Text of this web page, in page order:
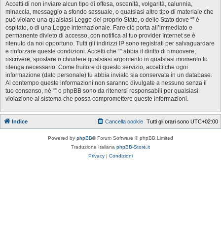
Accetti di non inviare alcun tipo di offesa, oscenità, volgarità, calunnia,
minaccia, messaggio a sfondo sessuale, o qualsiasi altro tipo di materiale che
può violare una qualsiasi Legge del proprio Stato, o dello Stato dove “” è
ospitato, o di una Legge internazionale. Fare ciò porta all’immediato e
permanente divieto di accesso, con notifica al tuo provider Internet se è
ritenuto da noi opportuno. Tutti gli indirizzi IP sono registrati per salvaguardare
e rinforzare queste condizioni. Accetti che “” abbia il diritto di rimuovere,
riscrivere, spostare o chiudere qualsiasi argomento in qualsiasi momento lo
ritenga necessario. Come fruitore di questo servizio, accetti che ogni
informazione (dato personale) tu abbia inviato sia conservata in un database.
Al contempo queste informazioni non saranno divulgate a nessuno senza il
tuo consenso, né “” o phpBB sono da ritenersi responsabili per qualsiasi
violazione al sistema che possa compromettere queste informazioni.
Indice Tutti gli orari sono UTC+02:00
Cancella cookie
Powered by phpBB® Forum Software © phpBB Limited
Traduzione Italiana phpBB-Store.it
Privacy | Condizioni